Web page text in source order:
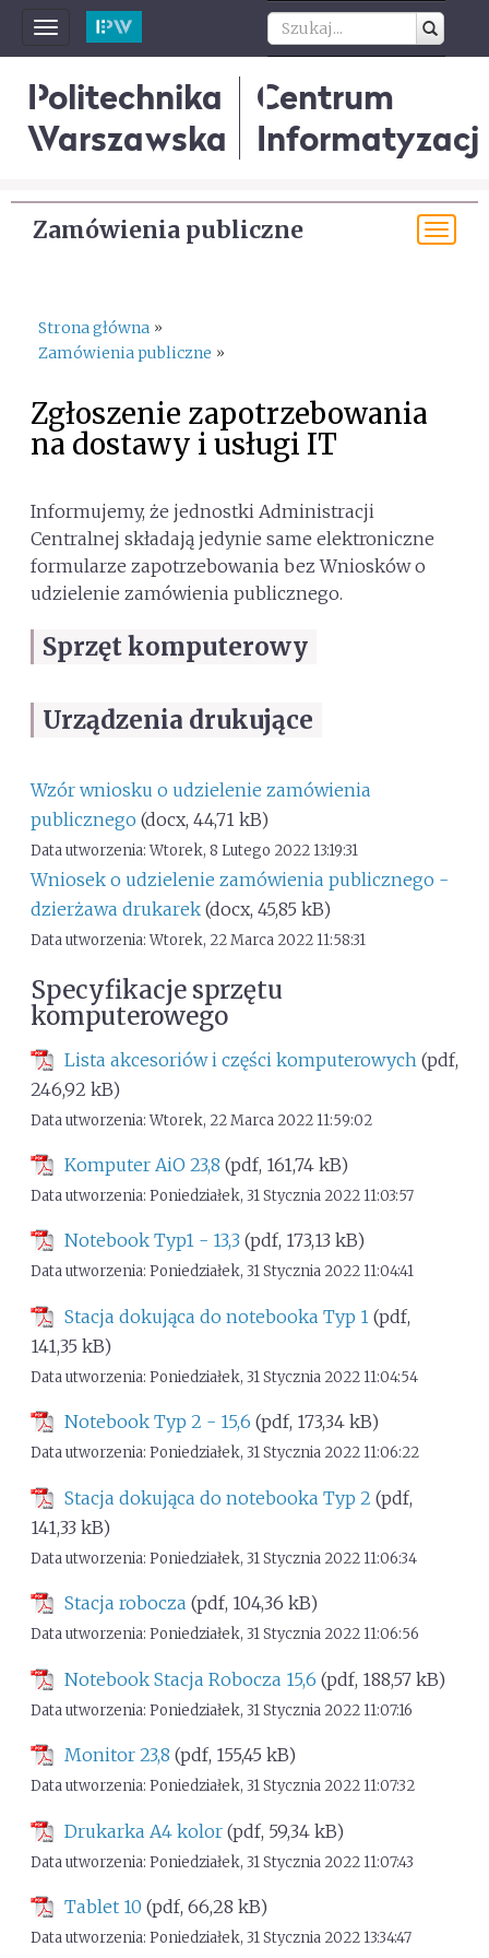
Toggle
navigation
Politechnika
Warszawska
Centrum
Informatyzacji
Zamówienia publiczne
Strona główna »
Zamówienia publiczne »
Zgłoszenie zapotrzebowania
na dostawy i usługi IT
Informujemy, że jednostki Administracji
Centralnej składają jedynie same elektroniczne
formularze zapotrzebowania bez Wniosków o
udzielenie zamówienia publicznego.
Sprzęt komputerowy
Urządzenia drukujące
Wzór wniosku o udzielenie zamówienia
publicznego (docx, 44,71 kB)
Data utworzenia: Wtorek, 8 Lutego 2022 13:19:31
Wniosek o udzielenie zamówienia publicznego -
dzierżawa drukarek (docx, 45,85 kB)
Data utworzenia: Wtorek, 22 Marca 2022 11:58:31
Specyfikacje sprzętu
komputerowego
Lista akcesoriów i części komputerowych (pdf,
246,92 kB)
Data utworzenia: Wtorek, 22 Marca 2022 11:59:02
Komputer AiO 23,8 (pdf, 161,74 kB)
Data utworzenia: Poniedziałek, 31 Stycznia 2022 11:03:57
Notebook Typ1 - 13,3 (pdf, 173,13 kB)
Data utworzenia: Poniedziałek, 31 Stycznia 2022 11:04:41
Stacja dokująca do notebooka Typ 1 (pdf,
141,35 kB)
Data utworzenia: Poniedziałek, 31 Stycznia 2022 11:04:54
Notebook Typ 2 - 15,6 (pdf, 173,34 kB)
Data utworzenia: Poniedziałek, 31 Stycznia 2022 11:06:22
Stacja dokująca do notebooka Typ 2 (pdf,
141,33 kB)
Data utworzenia: Poniedziałek, 31 Stycznia 2022 11:06:34
Stacja robocza (pdf, 104,36 kB)
Data utworzenia: Poniedziałek, 31 Stycznia 2022 11:06:56
Notebook Stacja Robocza 15,6 (pdf, 188,57 kB)
Data utworzenia: Poniedziałek, 31 Stycznia 2022 11:07:16
Monitor 23,8 (pdf, 155,45 kB)
Data utworzenia: Poniedziałek, 31 Stycznia 2022 11:07:32
Drukarka A4 kolor (pdf, 59,34 kB)
Data utworzenia: Poniedziałek, 31 Stycznia 2022 11:07:43
Tablet 10 (pdf, 66,28 kB)
Data utworzenia: Poniedziałek, 31 Stycznia 2022 13:34:47